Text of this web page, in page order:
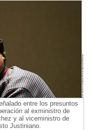
entre los presuntos
al exministro de
y al viceministro de
Justiniano.